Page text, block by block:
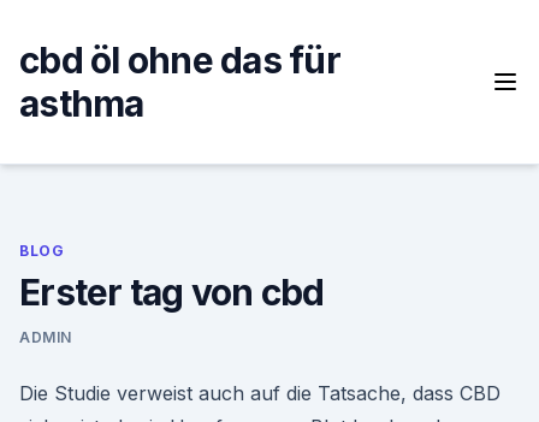
content
cbd öl ohne das für
asthma
BLOG
Erster tag von cbd
ADMIN
Die Studie verweist auch auf die Tatsache, dass CBD